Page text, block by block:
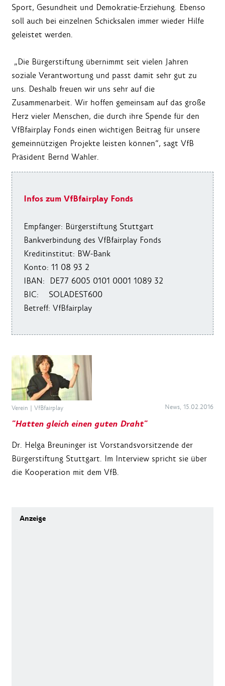
Sport, Gesundheit und Demokratie-Erziehung. Ebenso
soll auch bei einzelnen Schicksalen immer wieder Hilfe
geleistet werden.
„Die Bürgerstiftung übernimmt seit vielen Jahren
soziale Verantwortung und passt damit sehr gut zu
uns. Deshalb freuen wir uns sehr auf die
Zusammenarbeit. Wir hoffen gemeinsam auf das große
Herz vieler Menschen, die durch ihre Spende für den
VfBfairplay Fonds einen wichtigen Beitrag für unsere
gemeinnützigen Projekte leisten können“, sagt VfB
Präsident Bernd Wahler.
Infos zum VfBfairplay Fonds
Empfänger: Bürgerstiftung Stuttgart
Bankverbindung des VfBfairplay Fonds
Kreditinstitut: BW-Bank
Konto: 11 08 93 2
IBAN: DE77 6005 0101 0001 1089 32
BIC: SOLADEST600
Betreff: VfBfairplay
Verein | VfBfairplay News, 15.02.2016
"Hatten gleich einen guten Draht"
Dr. Helga Breuninger ist Vorstandsvorsitzende der
Bürgerstiftung Stuttgart. Im Interview spricht sie über
die Kooperation mit dem VfB.